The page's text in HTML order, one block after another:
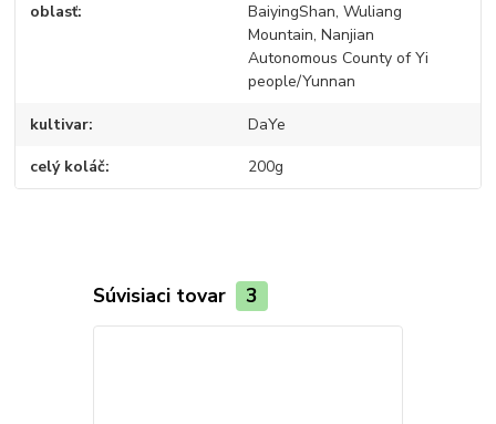
oblasť
BaiyingShan, Wuliang
Mountain, Nanjian
Autonomous County of Yi
people/Yunnan
kultivar DaYe
celý koláč 200g
Súvisiaci tovar 3